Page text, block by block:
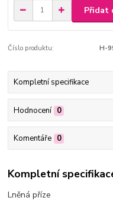
Přidat
Číslo produktu: H-
Kompletní specifikace
Hodnocení 0
Komentáře 0
Kompletní
Lněná příze